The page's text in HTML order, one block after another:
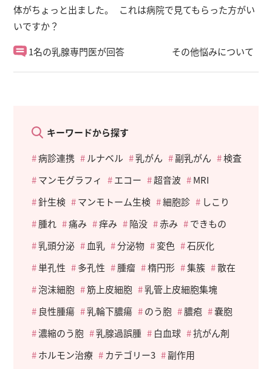
体がちょっと出ました。 これは病院で見てもらった方がい
いですか？
その他悩みについて
1名の乳腺専門医が回答
キーワードから探す
病診連携
ルナベル 乳がん 副乳がん
検査
マンモグラフィ
エコー 超音波
MRI
針生検
マンモトーム生検 細胞診
しこり
腫れ
痛み 痒み 陥没 赤み
できもの
乳頭分泌
血乳 分泌物 変色
石灰化
単孔性
多孔性 腫瘤 楕円形 集簇
散在
泡沫細胞
筋上皮細胞
乳管上皮細胞集塊
良性腫瘍
乳輪下膿瘍 のう胞 膿疱
嚢胞
濃縮のう胞
乳腺過誤腫 白血球
抗がん剤
ホルモン治療
カテゴリー3
副作用